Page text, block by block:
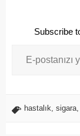
Subscribe
hastalık, sigara,